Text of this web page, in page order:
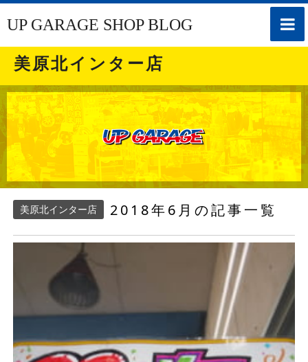
toggle
UP GARAGE SHOP BLOG
美原北インター店
美原北インター店 2018年6月の記事一覧